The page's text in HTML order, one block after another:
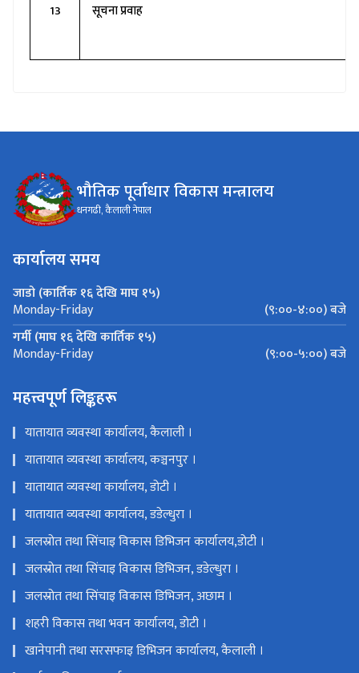
13 सूचना प्रवाह
भौतिक पूर्वाधार विकास मन्त्रालय
धनगढी, कैलाली नेपाल
कार्यालय समय
जाडो (कार्तिक १६ देखि माघ १५)
Monday-Friday
(९:००-४:००) बजे
गर्मी (माघ १६ देखि कार्तिक १५)
Monday-Friday (९:००-५:००) बजे
महत्त्वपूर्ण लिङ्कहरू
यातायात व्यवस्था कार्यालय, कैलाली ।
यातायात व्यवस्था कार्यालय, कञ्चनपुर ।
यातायात व्यवस्था कार्यालय, डोटी ।
यातायात व्यवस्था कार्यालय, डडेल्धुरा ।
जलस्रोत तथा सिंचाइ विकास डिभिजन कार्यालय,डोटी ।
जलस्रोत तथा सिंचाइ विकास डिभिजन, डडेल्धुरा ।
जलस्रोत तथा सिंचाइ विकास डिभिजन, अछाम ।
शहरी विकास तथा भवन कार्यालय, डोटी ।
खानेपानी तथा सरसफाइ डिभिजन कार्यालय, कैलाली ।